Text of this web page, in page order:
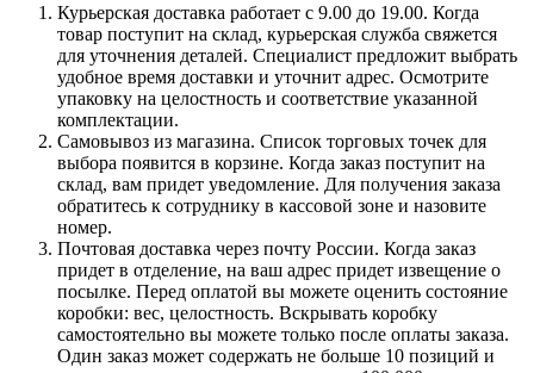
Курьерская доставка работает с 9.00 до 19.00. Когда
товар поступит на склад, курьерская служба свяжется
для уточнения деталей. Специалист предложит выбрать
удобное время доставки и уточнит адрес. Осмотрите
упаковку на целостность и соответствие указанной
комплектации.
Самовывоз из магазина. Список торговых точек для
выбора появится в корзине. Когда заказ поступит на
склад, вам придет уведомление. Для получения заказа
обратитесь к сотруднику в кассовой зоне и назовите
номер.
Почтовая доставка через почту России. Когда заказ
придет в отделение, на ваш адрес придет извещение о
посылке. Перед оплатой вы можете оценить состояние
коробки: вес, целостность. Вскрывать коробку
самостоятельно вы можете только после оплаты заказа.
Один заказ может содержать не больше 10 позиций и